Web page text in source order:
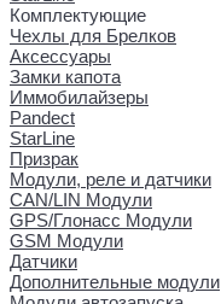
Комплектующие
Чехлы для Брелков
Аксессуары
Замки капота
Иммобилайзеры
Pandect
StarLine
Призрак
Модули, реле и датчики
CAN/LIN Модули
GPS/Глонасс Модули
GSM Модули
Датчики
Дополнительные модули